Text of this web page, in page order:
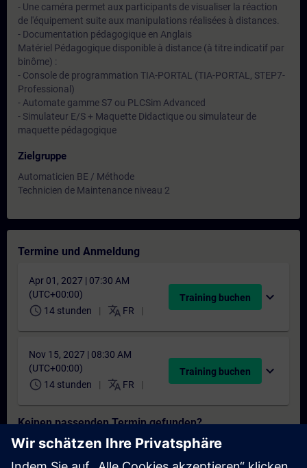
- Une caméra permet aux participants de visualiser la réaction
de l'équipement suite aux manipulations réalisées à distances.
- Documentation pédagogique en Anglais
Matériel Pédagogique disponible à distance (à titre indicatif par
binôme) :
- Console de programmation TIA-PORTAL (TIA-PORTAL, STEP7-
Professional)
- Automate gamme S7 ou PLCSim Advanced
- Simulateur E/S + Maquette Didactique ou simulateur de
maquette pédagogique
Zielgruppe
Automaticien BE / Méthode
Technicien de Maintenance niveau 2
Termine und Anmeldung
Apr 01, 2027 | 07:30 AM
(UTC+00:00)
schedule 14 stunden translate FR
Training buchen expand_more
Nov 15, 2027 | 08:30 AM
(UTC+00:00)
schedule 14 stunden translate FR
Training buchen expand_more
Keinen passenden Termin gefunden?
Setzen Sie sich auf die Interessentenliste und erhalten Sie eine
Benachrichtigung sobald neue Termine verfügbar sind.